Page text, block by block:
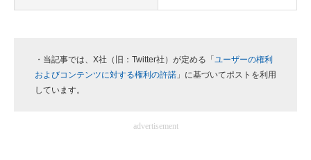
・当記事では、X社（旧：Twitter社）が定める「 ユーザーの権利
およびコンテンツに対する権利の許諾 」に基づいてポストを利用
しています。
advertisement